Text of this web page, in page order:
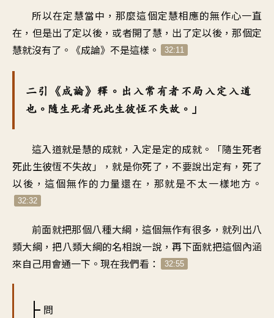
所以在定慧當中，那麼這個定慧相應的無作心一直
在，但是出了定以後，或者開了慧，出了定以後，那個定
慧就沒有了。《成論》不是這樣。
32:11
二引《成論》釋。出入常有者不局入定入道
也。隨生死者死此生彼恆不失故。」
這入道就是慧的成就，入定是定的成就。「隨生死者
死此生彼恆不失故」，就是你死了，不要說出定有，死了
以後，這個無作的力量還在，那就是不太一樣地方。
32:32
前面就把那個八種大綱，這個無作有很多，就列出八
類大綱，把八類大綱的名相說一說，再下面就把這個內涵
來自己用會通一下。現在我們看：
32:55
問